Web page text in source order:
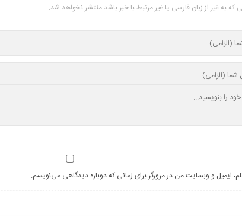
که به غیر از زبان فارسی یا غیر مرتبط با خبر باشد منتشر نخواهد شد.
ایمیل و وبسایت من در مرورگر برای زمانی که دوباره دیدگاهی می‌نویسم.